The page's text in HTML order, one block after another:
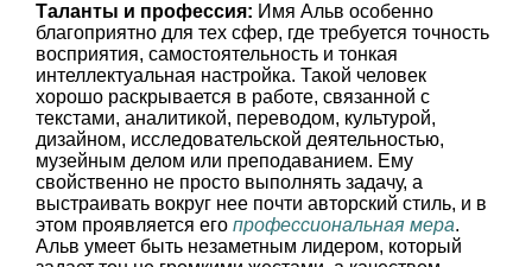
Таланты и профессия: Имя Альв особенно
благоприятно для тех сфер, где требуется точность
восприятия, самостоятельность и тонкая
интеллектуальная настройка. Такой человек
хорошо раскрывается в работе, связанной с
текстами, аналитикой, переводом, культурой,
дизайном, исследовательской деятельностью,
музейным делом или преподаванием. Ему
свойственно не просто выполнять задачу, а
выстраивать вокруг нее почти авторский стиль, и в
этом проявляется его профессиональная мера.
Альв умеет быть незаметным лидером, который